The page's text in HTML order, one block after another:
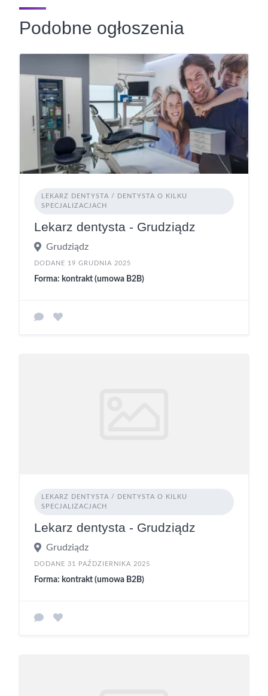
Podobne ogłoszenia
LEKARZ DENTYSTA / DENTYSTA O KILKU
SPECJALIZACJACH
Lekarz dentysta - Grudziądz
Grudziądz
DODANE 19 GRUDNIA 2025
Forma: kontrakt (umowa B2B)
LEKARZ DENTYSTA / DENTYSTA O KILKU
SPECJALIZACJACH
Lekarz dentysta - Grudziądz
Grudziądz
DODANE 31 PAŹDZIERNIKA 2025
Forma: kontrakt (umowa B2B)